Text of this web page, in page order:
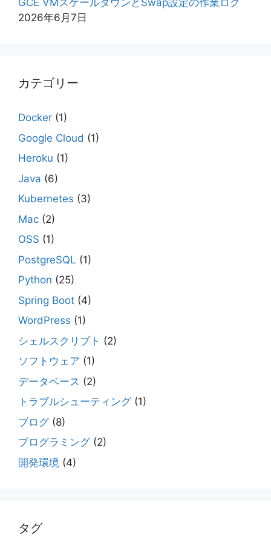
GCE VMスケールダウンとSwap設定の作業ログ
2026年6月7日
カテゴリー
Docker (1)
Google Cloud (1)
Heroku (1)
Java (6)
Kubernetes (3)
Mac (2)
OSS (1)
PostgreSQL (1)
Python (25)
Spring Boot (4)
WordPress (1)
シェルスクリプト (2)
ソフトウェア (1)
データベース (2)
トラブルシューティング(1)
ブログ(8)
プログラミング(2)
開発環境 (4)
タグ